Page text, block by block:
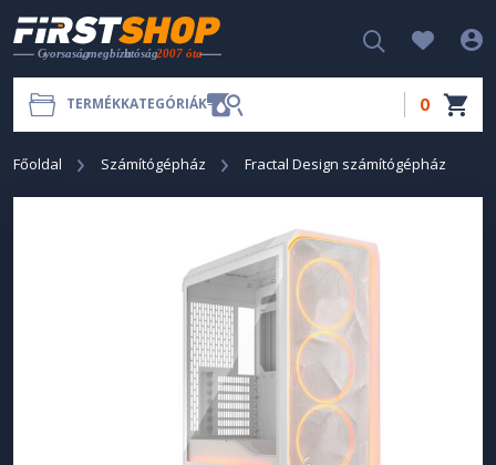
TERMÉKKATEGÓRIÁK 0
Főoldal Számítógépház Fractal Design számítógépház